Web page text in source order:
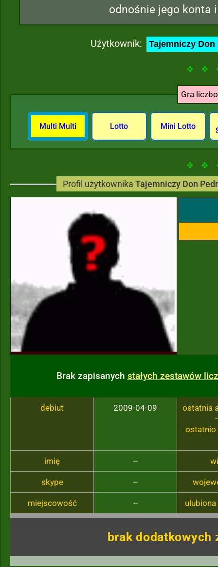
odnośnie jego konta
Użytkownik:
Gra
Multi Multi Lotto Mini Lotto
Profil użytkownika Tajemniczy Don
Brak zapisanych stałych zestawów
debiut 2009-04-09
ostatnia
ostatnio
imię --
skype --
miejscowość --
brak dodatkowych